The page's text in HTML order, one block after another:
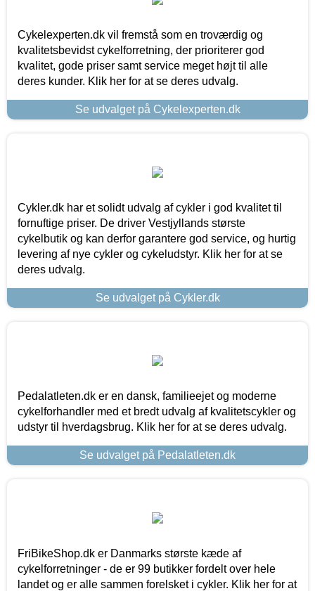
Cykelexperten.dk vil fremstå som en troværdig og
kvalitetsbevidst cykelforretning, der prioriterer god
kvalitet, gode priser samt service meget højt til alle
deres kunder. Klik her for at se deres udvalg.
Se udvalget på Cykelexperten.dk
Cykler.dk har et solidt udvalg af cykler i god kvalitet til
fornuftige priser. De driver Vestjyllands største
cykelbutik og kan derfor garantere god service, og hurtig
levering af nye cykler og cykeludstyr. Klik her for at se
deres udvalg.
Se udvalget på Cykler.dk
Pedalatleten.dk er en dansk, familieejet og moderne
cykelforhandler med et bredt udvalg af kvalitetscykler og
udstyr til hverdagsbrug. Klik her for at se deres udvalg.
Se udvalget på Pedalatleten.dk
FriBikeShop.dk er Danmarks største kæde af
cykelforretninger - de er 99 butikker fordelt over hele
landet og er alle sammen forelsket i cykler. Klik her for at